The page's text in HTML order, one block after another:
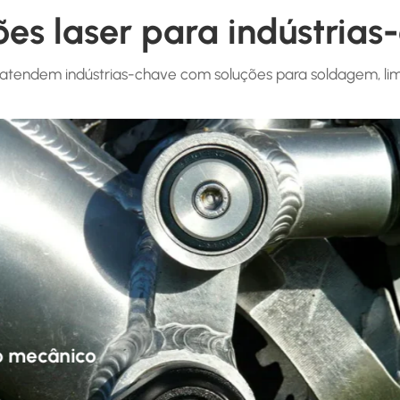
laser para
indústrias-chave com soluções para soldagem,
Processamento de jóias
Descubra as máquinas de soldadura a laser de
aço inoxidável, alumínio e ligas